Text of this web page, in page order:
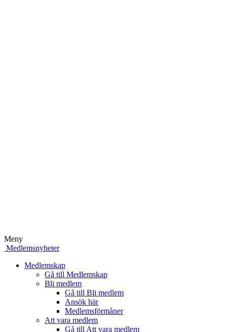
Meny
Medlemsnyheter
Medlemskap
Gå till Medlemskap
Bli medlem
Gå till Bli medlem
Ansök här
Medlemsförmåner
Att vara medlem
Gå till Att vara medlem